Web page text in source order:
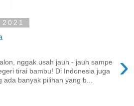
›
nggak usah jauh - jauh sampe
tirai bambu! Di Indonesia juga
ada banyak pilihan yang b...